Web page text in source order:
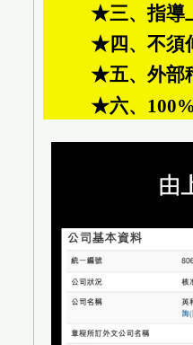
★三、指導
★四、不須
★五、外部
★六、